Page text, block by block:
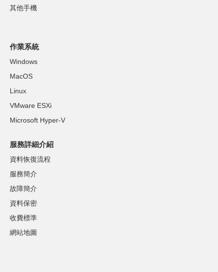
其他手機
作業系統
Windows
MacOS
Linux
VMware ESXi
Microsoft Hyper-V
服務詳細介紹
資料恢復流程
服務簡介
故障簡介
資料保密
收費標準
網站地圖